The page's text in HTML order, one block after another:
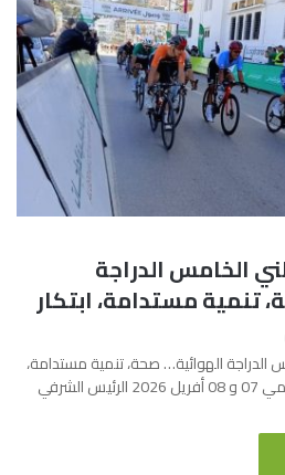
الخامس الدراجة
تنمية مستدامة، ابتكار
الدراجة الهوائية… صحة، تنمية مستدامة،
ابتكار وتفوق رياضي يومي 07 و 08 أفريل 2026 الرئيس الشرفي